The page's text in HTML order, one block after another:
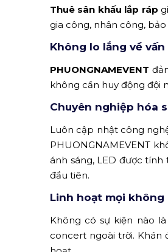
Thuê sân khấu lắp ráp
gia công, nhân công,
Không lo lắng về
PHUONGNAMEVENT
không cần huy động đội
Chuyên nghiệp hóa
Luôn cập nhật công
PHUONGNAMEVENT
ánh sáng, LED được
đầu tiên.
Linh hoạt mọi không
Không có sự kiện nào
concert ngoài trời. Khán